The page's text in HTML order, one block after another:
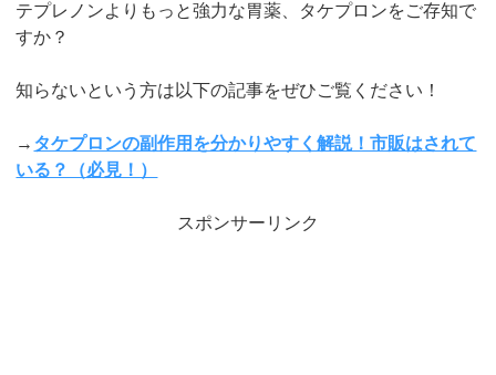
テプレノンよりもっと強力な胃薬、タケプロンをご存知で
すか？
知らないという方は以下の記事をぜひご覧ください！
→ タケプロンの副作用を分かりやすく解説！市販はされて
いる？（必見！）
スポンサーリンク